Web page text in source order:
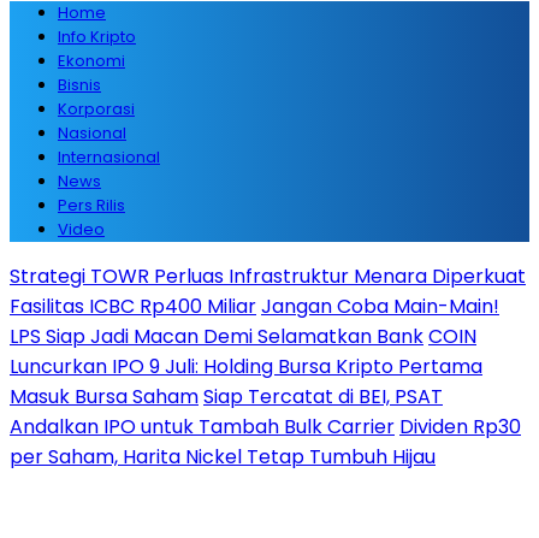
Home
Info Kripto
Ekonomi
Bisnis
Korporasi
Nasional
Internasional
News
Pers Rilis
Video
Strategi TOWR Perluas Infrastruktur Menara Diperkuat
Fasilitas ICBC Rp400 MiliarJangan Coba Main-Main!
LPS Siap Jadi Macan Demi Selamatkan BankCOIN
Luncurkan IPO 9 Juli: Holding Bursa Kripto Pertama
Masuk Bursa SahamSiap Tercatat di BEI, PSAT
Andalkan IPO untuk Tambah Bulk Carrier Dividen Rp30
per Saham, Harita Nickel Tetap Tumbuh Hijau